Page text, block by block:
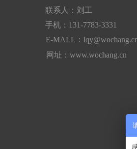
联系人：刘工
手机：131-7783-3331
E-MALL：
网址：www.wochang.cn